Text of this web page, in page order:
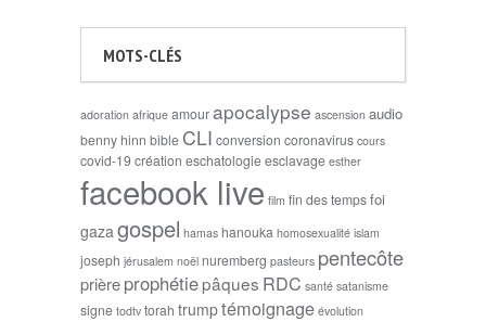
MOTS-CLÉS
adoration afrique amourapocalypse ascension audio
benny hinn bible CLI conversion coronavirus cours
covid-19création eschatologieesclavage esther
facebook live film fin des tempsfoi
gaza gospel hamas hanouka homosexualité islam
joseph jérusalem noël nuremberg pasteurs pentecôte
prièreprophétiepâques RDC santé satanisme
signe todtv torah trumptémoignage évolution